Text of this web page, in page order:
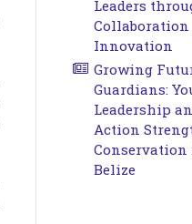
Leaders
Collaboration
Innovation
Growing
Guardians:
Leadership
Action
Belize